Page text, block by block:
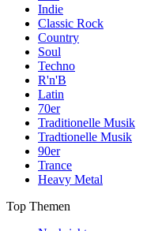
Indie
Classic Rock
Country
Soul
Techno
R'n'B
Latin
70er
Traditionelle Musik
Tradtionelle Musik
90er
Trance
Heavy Metal
Top Themen